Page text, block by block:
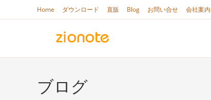
ン
ツ
Home ダウンロード 直販 Blog お問い合せ 会社案内
ブログ